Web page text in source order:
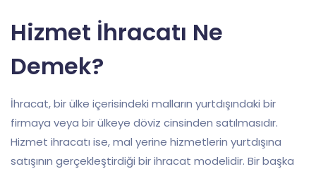
Hizmet İhracatı Ne
Demek?
İhracat, bir ülke içerisindeki malların yurtdışındaki bir
firmaya veya bir ülkeye döviz cinsinden satılmasıdır.
Hizmet ihracatı ise, mal yerine hizmetlerin yurtdışına
satışının gerçekleştirdiği bir ihracat modelidir. Bir başka